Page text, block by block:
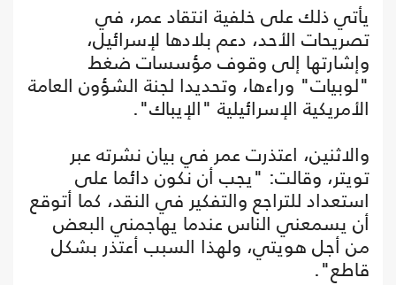
يأتي ذلك على خلفية انتقاد عمر، في
تصريحات الأحد، دعم بلادها لإسرائيل،
وإشارتها إلى وقوف مؤسسات ضغط
"لوبيات" وراءها، وتحديدا لجنة الشؤون العامة
الأمريكية الإسرائيلية "الإيباك".
والاثنين، اعتذرت عمر في بيان نشرته عبر
تويتر، وقالت: "يجب أن نكون دائما على
استعداد للتراجع والتفكير في النقد، كما أتوقع
أن يسمعني الناس عندما يهاجمني البعض
من أجل هويتي، ولهذا السبب أعتذر بشكل
قاطع".